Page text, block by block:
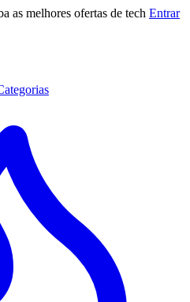
as melhores ofertas de tech Entrar